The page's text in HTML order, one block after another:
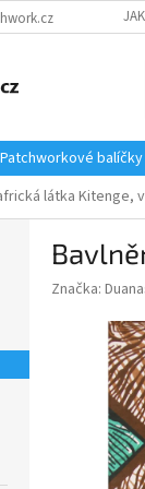
Patchworkové balíčky
látka Kitenge,
Značka: